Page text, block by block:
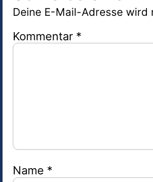
Deine E-Mail-Adresse
Kommentar *
Name *